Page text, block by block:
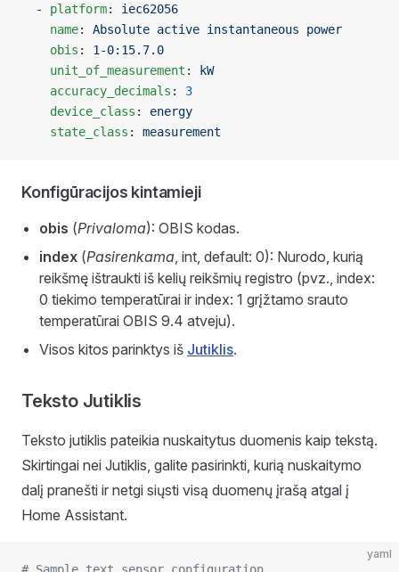
  -
platform: iec62056
    name
: Absolute active instantaneous power
    obis
: 1-0:15.7.0
    unit_of_measurement
:
kW
    accuracy_decimals
: 3
    device_class
: energy
    state_class
: measurement
Konfigūracijos kintamieji
obis (Privaloma): OBIS kodas.
index (Pasirenkama , int, default: 0): Nurodo, kurią
reikšmę ištraukti iš kelių reikšmių registro (pvz., index:
0 tiekimo temperatūrai ir index: 1 grįžtamo srauto
temperatūrai OBIS 9.4 atveju).
Visos kitos parinktys iš Jutiklis.
Teksto Jutiklis
Teksto jutiklis pateikia nuskaitytus duomenis kaip tekstą.
Skirtingai nei Jutiklis, galite pasirinkti, kurią nuskaitymo
dalį pranešti ir netgi siųsti visą duomenų įrašą atgal į
Home Assistant.
yaml